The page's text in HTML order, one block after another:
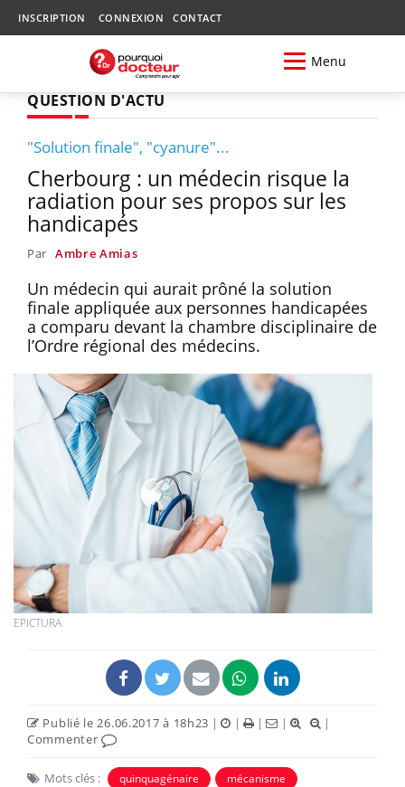
INSCRIPTION CONNEXION CONTACT
Menu
QUESTION D'ACTU
"Solution finale", "cyanure"...
Cherbourg : un médecin risque la
radiation pour ses propos sur les
handicapés
Par Ambre Amias
Un médecin qui aurait prôné la solution
finale appliquée aux personnes handicapées
a comparu devant la chambre disciplinaire de
l’Ordre régional des médecins.
EPICTURA
Publié le 26.06.2017 à 18h23 | | | |
|
Commenter
Mots clés : quinquagénaire mécanisme